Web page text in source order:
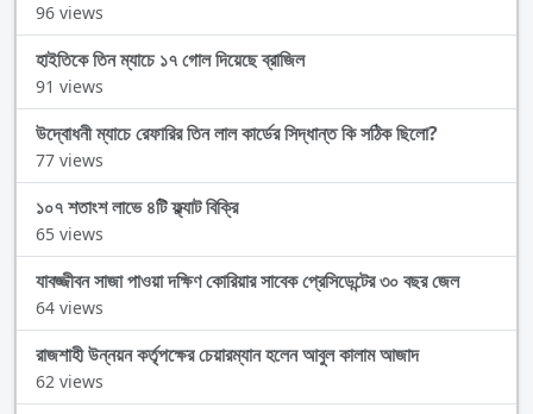
96 views
হাইতিকে তিন ম্যাচে ১৭ গোল দিয়েছে ব্রাজিল
91 views
উদ্বোধনী ম্যাচে রেফারির তিন লাল কার্ডের সিদ্ধান্ত কি সঠিক ছিলো?
77 views
১০৭ শতাংশ লাভে ৪টি ফ্ল্যাট বিক্রি
65 views
যাবজ্জীবন সাজা পাওয়া দক্ষিণ কোরিয়ার সাবেক প্রেসিডেন্টের ৩০ বছর জেল
64 views
রাজশাহী উন্নয়ন কর্তৃপক্ষের চেয়ারম্যান হলেন আবুল কালাম আজাদ
62 views